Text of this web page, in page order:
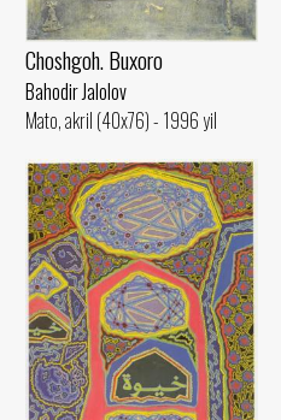
Choshgoh. Buxoro
Bahodir Jalolov
Mato, akril (40x76) - 1996 yil